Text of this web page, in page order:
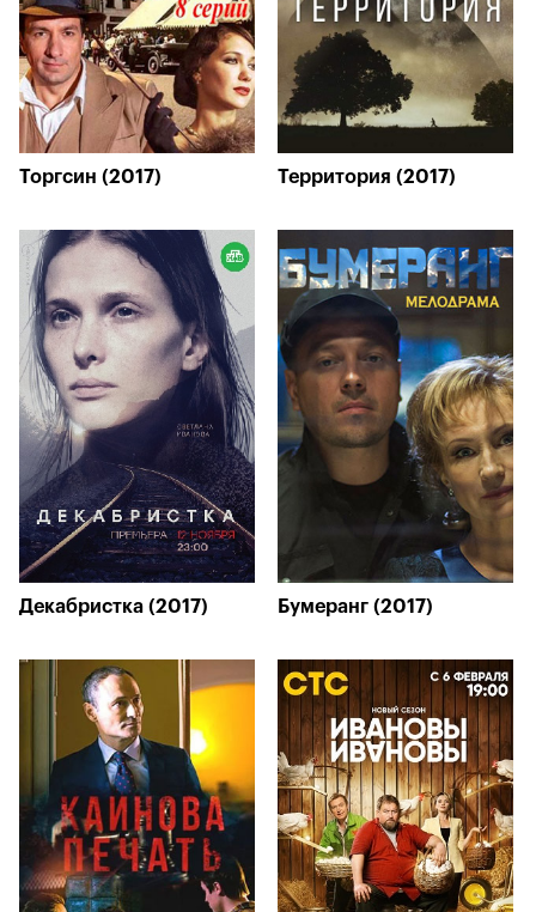
Торгсин (2017) Территория (2017)
Декабристка (2017) Бумеранг (2017)